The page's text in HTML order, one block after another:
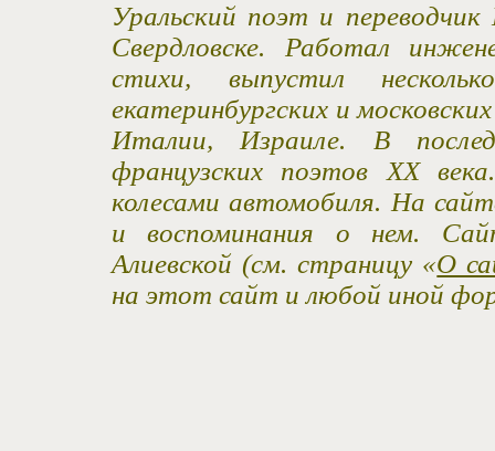
Уральский поэт и
Свердловске. Работал
стихи, выпустил
екатеринбургских и
Италии, Израиле. В
французских поэтов XX
колесами автомобиля. На
и воспоминания о нем.
Алиевской (см. страницу «О
на этот сайт и любой иной